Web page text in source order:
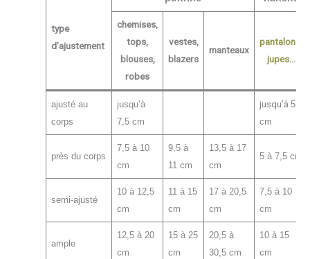
type
d’ajustement
chemises,
tops,
blouses,
robes
vestes,
blazers
manteaux
pantalons
jupes…
ajusté au
corps
jusqu’à
7,5 cm
jusqu’à5
cm
près du corps
7,5 à 10
cm
9,5 à
11 cm
13,5 à 17
cm
5 à 7,5 cm
semi-ajusté
10 à 12,5
cm
11 à 15
cm
17 à 20,5
cm
7,5 à 10
cm
ample
12,5 à 20
cm
15 à 25
cm
20,5 à
30,5 cm
10 à 15
cm